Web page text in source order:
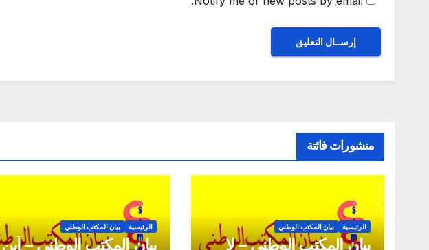
منشورات فائتة
الرئيسية بيان المكتب الوطني
بيان المكتب الوطني – لا
الرئيسية بيان المكتب الوطني
بيان المكتب الوطني – أين